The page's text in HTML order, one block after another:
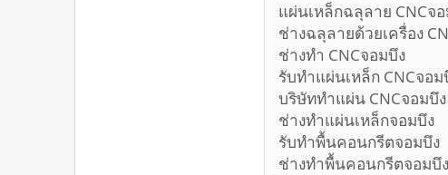
แผ่นเหล็กฉลุลา
ช่างฉลุลายด้วยเ
ช่างทำ CNC
รับทำแผ่นเหล็ก
บริษัททำแผ่น
ช่างทำแผ่นเห
รับทำพื้นคอนก
ช่างทำพื้นคอน